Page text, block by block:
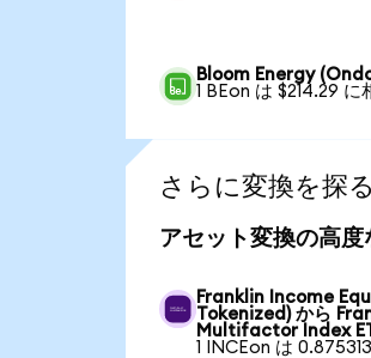
Bloom Energy
1 BEon は $214.29 に
さらに変換を探る
アセット変換の高度
Franklin Income
Tokenized) から
Multifactor Index
1 INCEon は